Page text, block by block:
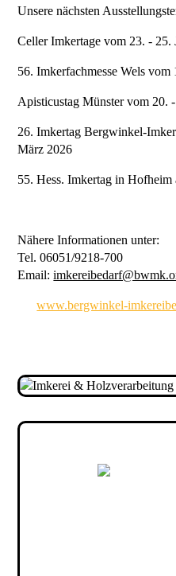
Unsere nächsten
Celler Imkertage vom 23. - 25.
56. Imkerfachmesse Wels
Apisticustag Münster vom 20.
26. Imkertag Bergwinkel-
März 2026
55. Hess. Imkertag in
Nähere Informationen unter:
Tel. 06051/9218-700
Email:
www.bergwinkel-